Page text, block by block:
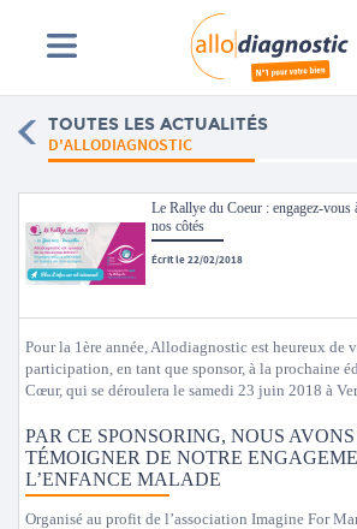
TOUTES LES ACTUALITÉS
D'ALLODIAGNOSTIC
Le Rallye du Coeur : engagez-vous
nos côtés
Écrit le 22/02/2018
Pour la 1ère année, Allodiagnostic est heureux de
participation, en tant que sponsor, à la prochaine
Cœur, qui se déroulera le samedi 23 juin 2018 à
PAR CE SPONSORING, NOUS
TÉMOIGNER DE NOTRE
L’ENFANCE MALADE
Organisé au profit de l’association Imagine For